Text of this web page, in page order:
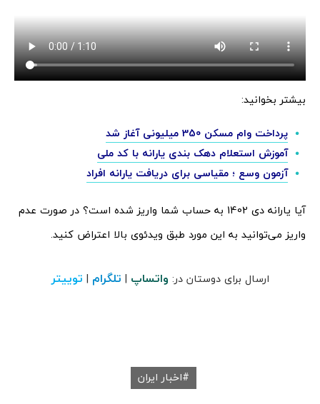
بیشتر بخوانید:
پرداخت وام مسکن 350 میلیونی آغاز شد
آموزش استعلام دهک‌ بندی یارانه با کد ملی
آزمون وسع ؛ مقیاسی برای دریافت یارانه افراد
آیا یارانه دی 1402 به حساب شما واریز شده است؟ در صورت عدم
واریز می‌توانید به این مورد طبق ویدئوی بالا اعتراض کنید.
ارسال برای دوستان در: واتساپ | تلگرام | توییتر
اخبار ایران